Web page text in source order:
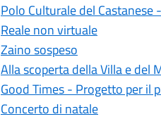
Polo Culturale del
Reale non virtuale
Zaino sospeso
Alla scoperta della Villa e del
Good Times - Progetto per il
Concerto di natale